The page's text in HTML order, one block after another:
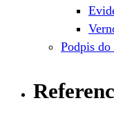
Podpis